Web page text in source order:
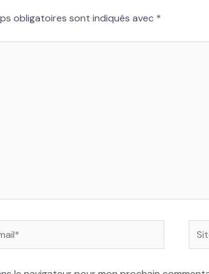
obligatoires sont indiqués avec *
Site